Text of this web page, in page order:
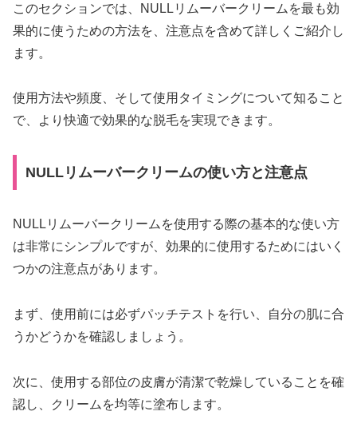
このセクションでは、NULLリムーバークリームを最も効
果的に使うための方法を、注意点を含めて詳しくご紹介し
ます。
使用方法や頻度、そして使用タイミングについて知ること
で、より快適で効果的な脱毛を実現できます。
NULLリムーバークリームの使い方と注意点
NULLリムーバークリームを使用する際の基本的な使い方
は非常にシンプルですが、効果的に使用するためにはいく
つかの注意点があります。
まず、使用前には必ずパッチテストを行い、自分の肌に合
うかどうかを確認しましょう。
次に、使用する部位の皮膚が清潔で乾燥していることを確
認し、クリームを均等に塗布します。